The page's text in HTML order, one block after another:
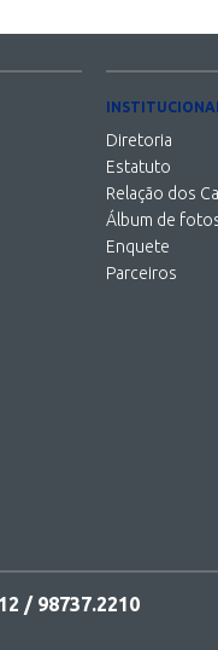
Diretoria
Estatuto
Relação dos
Álbum de
Enquete
Parceiros
/ 98737.2210